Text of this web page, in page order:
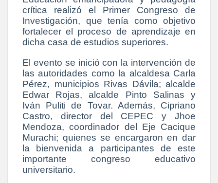
crítica realizó el Primer Congreso de
Investigación, que tenía como objetivo
fortalecer el proceso de aprendizaje en
dicha casa de estudios superiores.
El evento se inició con la intervención de
las autoridades como la alcaldesa Carla
Pérez, municipios Rivas Dávila; alcalde
Edwar Rojas, alcalde Pinto Salinas y
Iván Puliti de Tovar. Además, Cipriano
Castro, director del CEPEC y Jhoe
Mendoza, coordinador del Eje Cacique
Murachi; quienes se encargaron en dar
la bienvenida a participantes de este
importante congreso educativo
universitario.